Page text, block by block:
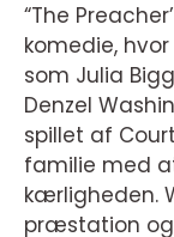
“The
komedie,
som Julia
Denzel
spillet af
familie med
kærligheden.
præstation og